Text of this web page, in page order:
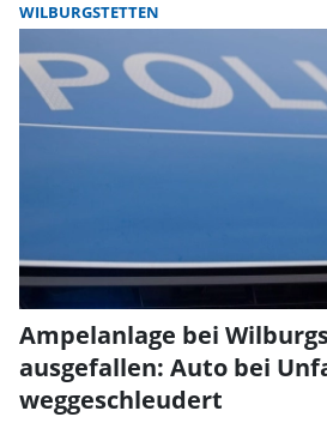
WILBURGSTETTEN
Ampelanlage bei
ausgefallen: Auto bei
weggeschleudert